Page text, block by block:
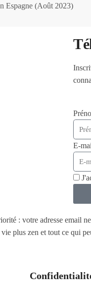
Espagne (Août 2023)
E-
: votre adresse email
plus zen et tout ce qui